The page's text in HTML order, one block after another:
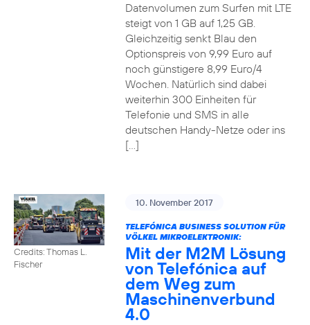
Datenvolumen zum Surfen mit LTE
steigt von 1 GB auf 1,25 GB.
Gleichzeitig senkt Blau den
Optionspreis von 9,99 Euro auf
noch günstigere 8,99 Euro/4
Wochen. Natürlich sind dabei
weiterhin 300 Einheiten für
Telefonie und SMS in alle
deutschen Handy-Netze oder ins
[…]
Credits: Thomas L.
Fischer
10. November 2017
TELEFÓNICA BUSINESS SOLUTION FÜR
VÖLKEL MIKROELEKTRONIK:
Mit der M2M Lösung
von Telefónica auf
dem Weg zum
Maschinenverbund
4.0